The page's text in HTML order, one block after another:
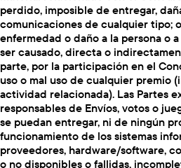
perdido, imposible de entregar,
comunicaciones de cualquier tipo;
enfermedad o daño a la persona o
ser causado, directa o
parte, por la participación en el
uso o mal uso de cualquier premio
actividad relacionada). Las Partes
responsables de Envíos, votos o
se puedan entregar, ni de ningún
funcionamiento de los sistemas
proveedores, hardware/software,
o no disponibles o fallidas,